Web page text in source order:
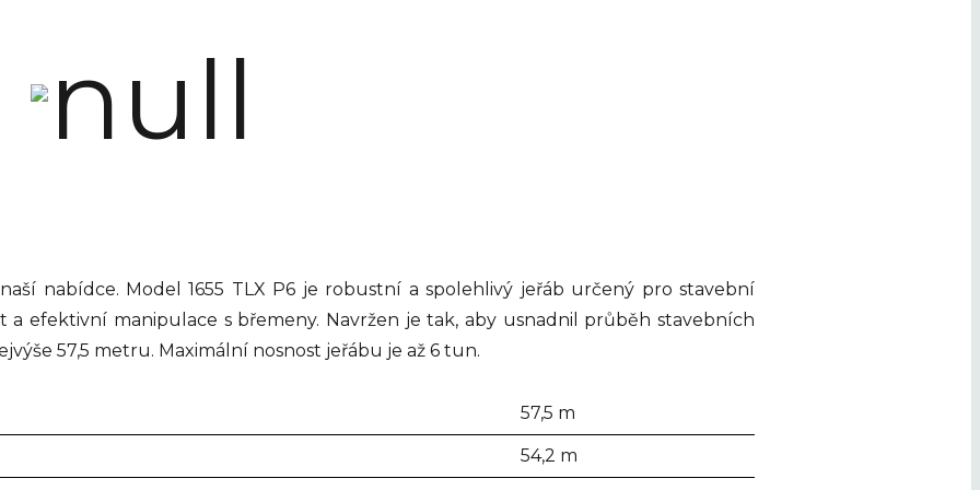
nabídce. Model 1655 TLX P6 je robustní a spolehlivý jeřáb určený pro stavební
efektivní manipulace s břemeny. Navržen je tak, aby usnadnil průběh stavebních
57,5 metru. Maximální nosnost jeřábu je až 6 tun.
57,5 m
54,2 m